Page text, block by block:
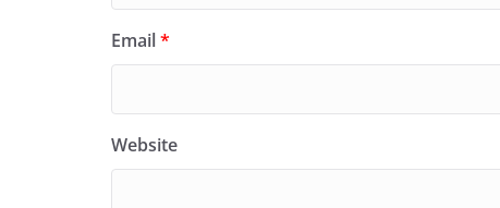
Email*
Website